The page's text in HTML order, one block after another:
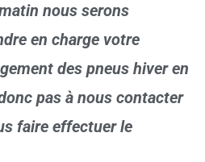
nous serons
en charge votre
des pneus hiver en
pas à nous contacter
faire effectuer le